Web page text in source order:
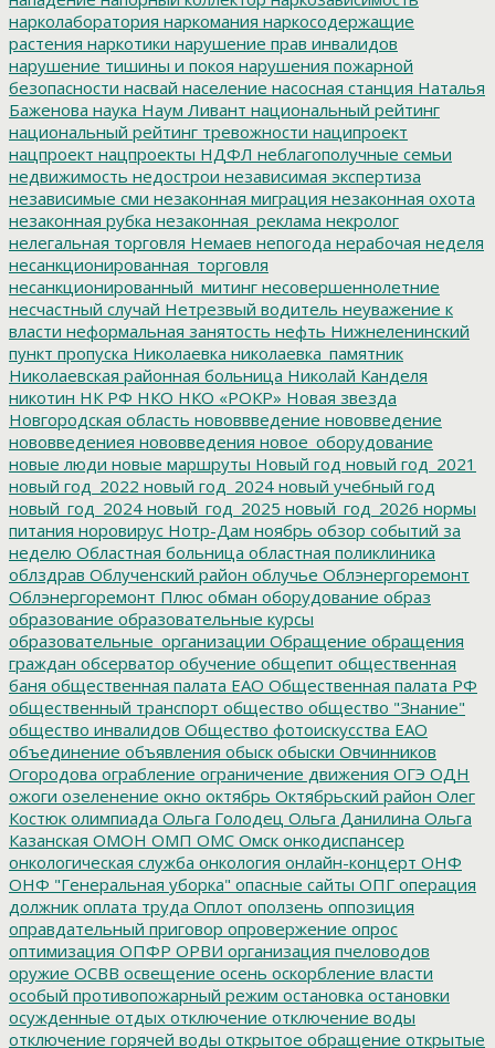
нарколаборатория наркомания наркосодержащие
растения наркотики нарушение прав инвалидов
нарушение тишины и покоя нарушения пожарной
безопасности насвай население насосная станция Наталья
Баженова наука Наум Ливант национальный рейтинг
национальный рейтинг тревожности наципроект
нацпроект нацпроекты НДФЛ неблагополучные семьи
недвижимость недострои независимая экспертиза
независимые сми незаконная миграция незаконная охота
незаконная рубка незаконная_реклама некролог
нелегальная торговля Немаев непогода нерабочая неделя
несанкционированная_торговля
несанкционированный_митинг несовершеннолетние
несчастный случай Нетрезвый водитель неуважение к
власти неформальная занятость нефть Нижнеленинский
пункт пропуска Николаевка николаевка_памятник
Николаевская районная больница Николай Канделя
никотин НК РФ НКО НКО «РОКР» Новая звезда
Новгородская область нововвведение нововведение
нововведениея нововведения новое_оборудование
новые люди новые маршруты Новый год новый год_2021
новый год_2022 новый год_2024 новый учебный год
новый_год_2024 новый_год_2025 новый_год_2026 нормы
питания норовирус Нотр-Дам ноябрь обзор событий за
неделю Областная больница областная поликлиника
облздрав Облученский район облучье Облэнергоремонт
Облэнергоремонт Плюс обман оборудование образ
образование образовательные курсы
образовательные_организации Обращение обращения
граждан обсерватор обучение общепит общественная
баня общественная палата ЕАО Общественная палата РФ
общественный транспорт общество общество "Знание"
общество инвалидов Общество фотоискусства ЕАО
объединение объявления обыск обыски Овчинников
Огородова ограбление ограничение движения ОГЭ ОДН
ожоги озеленение окно октябрь Октябрьский район Олег
Костюк олимпиада Ольга Голодец Ольга Данилина Ольга
Казанская ОМОН ОМП ОМС Омск онкодиспансер
онкологическая служба онкология онлайн-концерт ОНФ
ОНФ "Генеральная уборка" опасные сайты ОПГ операция
должник оплата труда Оплот оползень оппозиция
оправдательный приговор опровержение опрос
оптимизация ОПФР ОРВИ организация пчеловодов
оружие ОСВВ освещение осень оскорбление власти
особый противопожарный режим остановка остановки
осужденные отдых отключение отключение воды
отключение горячей воды открытое обращение открытые